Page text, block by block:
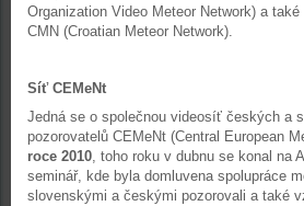
Organization Video Meteor Network) a
CMN (Croatian Meteor Network).
Síť CEMeNt
Jedná se o společnou videosíť českých a
pozorovatelů CEMeNt (Central European
roce 2010, toho roku v dubnu se konal na
seminář, kde byla domluvena spolupráce
slovenskými a českými pozorovali a také